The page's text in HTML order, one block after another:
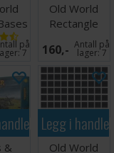
på
7
Old World
Rectangle
Bases
25x50mm
x20
160,- Antall på
lager:7
&
Legg i
Old World